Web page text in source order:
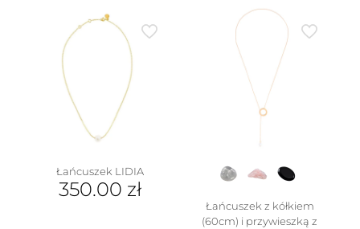
Łańcuszek LIDIA
350.00 zł
Łańcuszek z kółkiem
(60cm) i przywieszką z